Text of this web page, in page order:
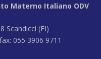
Materno Italiano ODV
Scandicci (FI)
055 3906 9711